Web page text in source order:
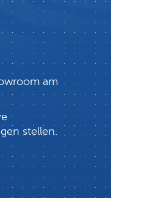
am
stellen.